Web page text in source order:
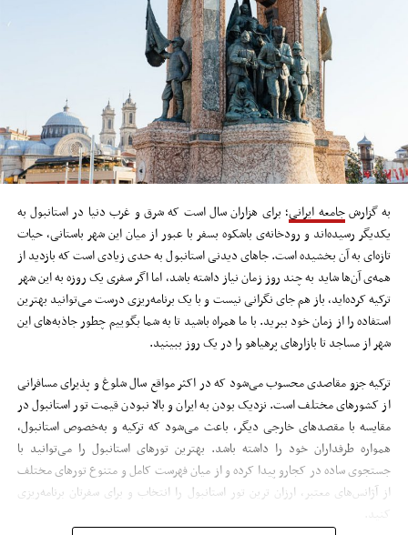
به گزارشجامعه ایرانی؛ برای هزاران سال است که شرق و غرب دنیا در استانبول به
یکدیگر رسیده‌اند و رودخانه‌ی باشکوه بسفر با عبور از میان این شهر باستانی، حیات
تازه‌ای به آن بخشیده است. جاهای دیدنی استانبول به حدی زیادی است که بازدید از
همه‌ی آن‌ها شاید به چند روز زمان نیاز داشته باشد، اما اگر سفری یک روزه به این شهر
ترکیه کرده‌اید، باز هم جای نگرانی نیست و با یک برنامه‌ریزی درست می‌توانید بهترین
استفاده را از زمان خود ببرید. با ما همراه باشید تا به شما بگوییم چطور جاذبه‌های این
شهر از مساجد تا بازارهای پرهیاهو را در یک روز ببینید.
ترکیه جزو مقاصدی محسوب می‌شود که در اکثر مواقع سال شلوغ و پذیرای مسافرانی
از کشورهای مختلف است. نزدیک بودن به ایران و بالا نبودن قیمت تور استانبول در
مقایسه با مقصدهای خارجی دیگر، باعث می‌شود که ترکیه و به‌خصوص استانبول،
همواره طرفداران خود را داشته باشد. بهترین تورهای استانبول را می‌توانید با
جستجوی ساده در کجارو پیدا کرده و از میان فهرست کامل و متنوع تورهای مختلف
از آژانس‌های معتبر، ارزان ترین تور استانبول را انتخاب و برای سفرتان برنامه‌ریزی